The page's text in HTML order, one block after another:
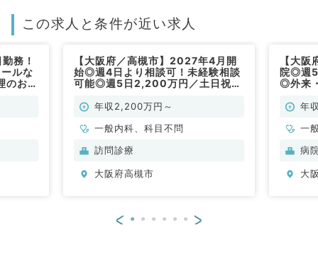
この求人と条件が近い求人
務！
ルな
のお仕
【大阪府／高槻市】2027年4月開
始◎週4日より相談可！未経験相談
可能◎週5日2,200万円／土日祝休
のお仕事です（一般内科／常勤）
年収2,200万円～
一般内科、科目不問
訪問診療
大阪府高槻市
【大
院◎週
◎外来
年
一
科
病
大
< >